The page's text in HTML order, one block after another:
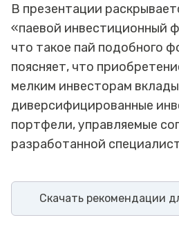
В презентации
«паевой инвестиционный
что такое пай подобного
поясняет, что
мелким инвесторам
диверсифицированные
портфели, управляемые
разработанной
Скачать рекомендации